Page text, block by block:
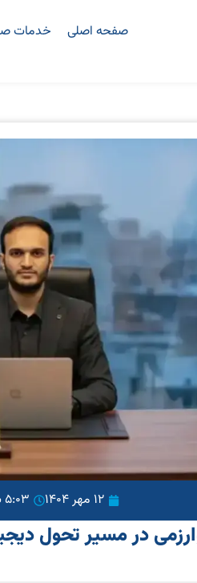
صفحه اصلی خدمات
12 مهر 1404 5:03 ب.ظ
در مسیر تحول